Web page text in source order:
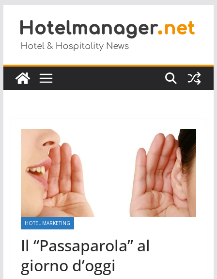
HOTEL MARKETING
Il “Passaparola” al
giorno d’oggi